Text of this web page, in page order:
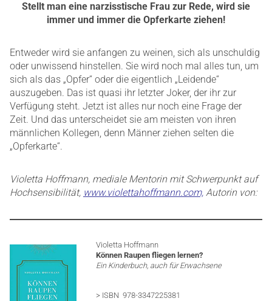
Stellt man eine narzisstische Frau zur Rede, wird sie
immer und immer die Opferkarte ziehen!
Entweder wird sie anfangen zu weinen, sich als unschuldig
oder unwissend hinstellen. Sie wird noch mal alles tun, um
sich als das „Opfer“ oder die eigentlich „Leidende“
auszugeben. Das ist quasi ihr letzter Joker, der ihr zur
Verfügung steht. Jetzt ist alles nur noch eine Frage der
Zeit. Und das unterscheidet sie am meisten von ihren
männlichen Kollegen, denn Männer ziehen selten die
„Opferkarte“.
Violetta Hoffmann, mediale Mentorin mit Schwerpunkt auf
Hochsensibilität, www.violettahoffmann.com, Autorin von:
Violetta Hoffmann
Können Raupen fliegen lernen?
Ein Kinderbuch, auch für Erwachsene
> ISBN ‎ 978-3347225381